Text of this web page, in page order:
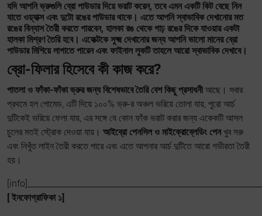
যদি আপনি ভ্রুগুলি ব্রো পাউডার দিয়ে ভরাট করেন, তবে এমন একটি কিট বেছে নিন
যাতে ওয়্যাক্স এবং দুটো রঙের পাউডার থাকে। এতে আপনি স্বাভাবিক দেখানোর মত
রঙের বিন্যাস তৈরী করতে পারবেন, হালকা রঙ থেকে গাঢ় রঙের দিকে যাওয়ার একটা
হালকা মিশ্রণ তৈরি হবে। এফেক্টকে সুক্ষ্ম দেখানোর জন্য আপনি ভালো মানের ব্রো
পাউডার মিশিয়ে লাগাতে পারেন এবং ফাইনাল লুকটি তাহলে আরো স্বাভাবিক দেখাবে।
ব্রো-ফিলার হিসেবে কী কাজ করে?
পাতলা ও ফাঁকা-ফাঁকা ভ্রুর জন্য বিশেষভাবে তৈরি বেশ কিছু প্রসাধনীআছে। সবার
প্রথমে হল পোমেড, এটি দিয়ে ১০০% ভ্রু-র অঞ্চল ভরিয়ে তোলা যায়, পুরো আর্চ
দুটিকেই ভরিয়ে ফেলা যায়, এর সঙ্গে যে কোন ফাঁক ভরাট করার জন্য একেকটি আসল
চুলের মতই স্ট্রোক দেওয়া যায়। আইব্রো পেনসিল ও মাইক্রোব্লেডিং পেনখুব সরু
এবং নিখুঁত লাইন তৈরী করতে পারে এবং এতে আপনার আর্চ দুটিতে আরো গভীরতা তৈরী
হয়।
[ ইনফোগ্রাফিকা ১]